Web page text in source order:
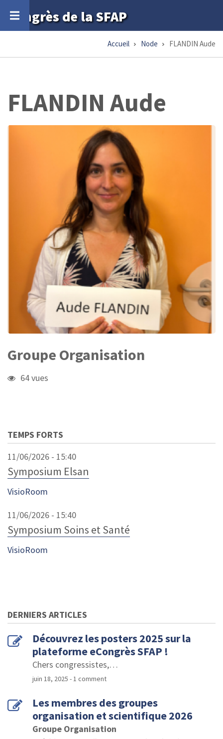
contenu
Congrès de la SFAP
Accueil Node FLANDIN Aude
FLANDIN Aude
Groupe Organisation
64 vues
TEMPS FORTS
11/06/2026 - 15:40
Symposium Elsan
VisioRoom
11/06/2026 - 15:40
Symposium Soins et Santé
VisioRoom
DERNIERS ARTICLES
Découvrez les posters 2025 sur la
plateforme eCongrès SFAP !
Chers congressistes,…
juin 18, 2025 - 1 comment
Les membres des groupes
organisation et scientifique 2026
Groupe Organisation